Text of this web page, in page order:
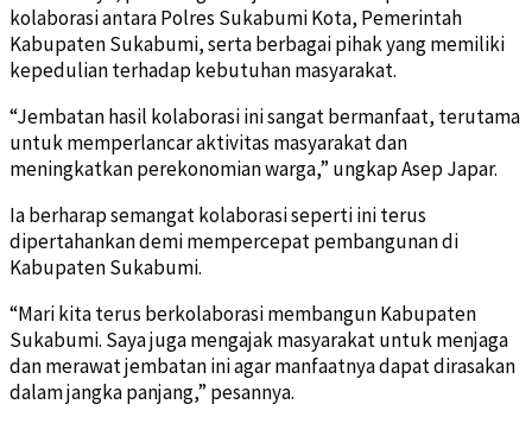
kolaborasi antara Polres Sukabumi Kota, Pemerintah
Kabupaten Sukabumi, serta berbagai pihak yang memiliki
kepedulian terhadap kebutuhan masyarakat.
“Jembatan hasil kolaborasi ini sangat bermanfaat, terutama
untuk memperlancar aktivitas masyarakat dan
meningkatkan perekonomian warga,” ungkap Asep Japar.
Ia berharap semangat kolaborasi seperti ini terus
dipertahankan demi mempercepat pembangunan di
Kabupaten Sukabumi.
“Mari kita terus berkolaborasi membangun Kabupaten
Sukabumi. Saya juga mengajak masyarakat untuk menjaga
dan merawat jembatan ini agar manfaatnya dapat dirasakan
dalam jangka panjang,” pesannya.